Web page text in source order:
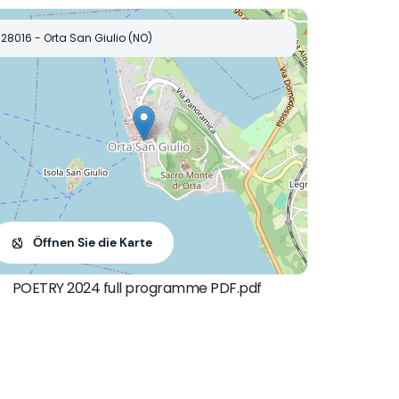
28016 - Orta San Giulio (NO)
Öffnen Sie die Karte
POETRY 2024 full programme PDF.pdf